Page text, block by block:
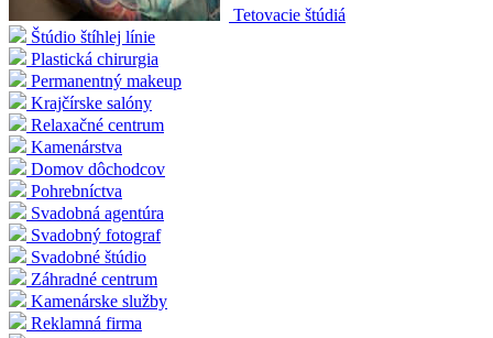
Tetovacie štúdiá
Štúdio štíhlej línie
Plastická chirurgia
Permanentný makeup
Krajčírske salóny
Relaxačné centrum
Kamenárstva
Domov dôchodcov
Pohrebníctva
Svadobná agentúra
Svadobný fotograf
Svadobné štúdio
Záhradné centrum
Kamenárske služby
Reklamná firma